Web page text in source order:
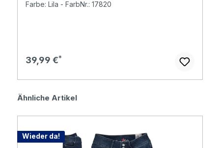
Farbe: Lila - FarbNr.: 17820
Regulärer Preis:
39,99 €
Produktgalerie überspringen
Ähnliche Artikel
Wieder da!